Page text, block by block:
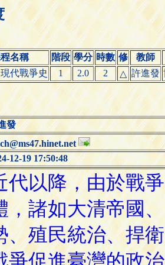
名稱 階段 學分 時數 修
教師
代戰爭史 1 2.0 2 △ 許進發
發
12-19 17:50:48